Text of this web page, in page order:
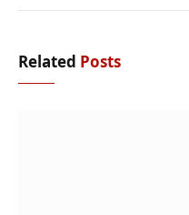
Related Posts